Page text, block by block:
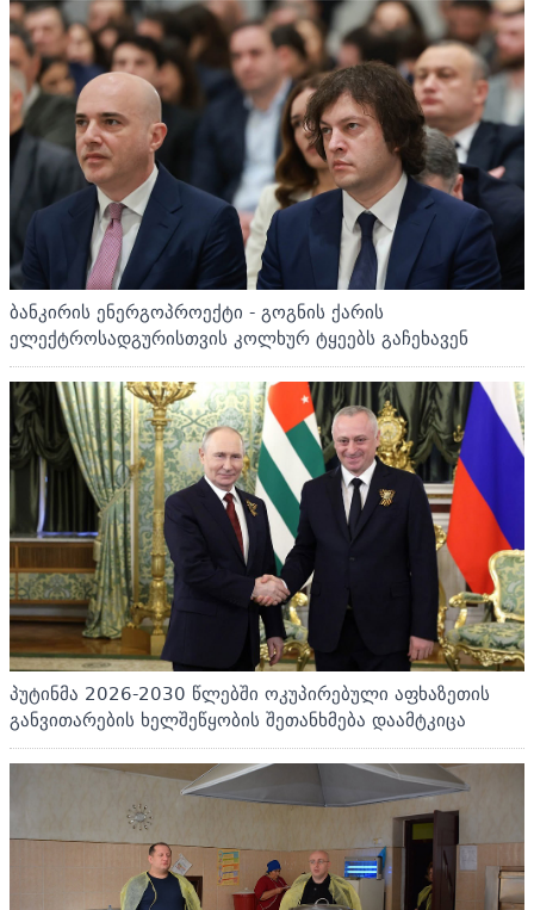
ბანკირის ენერგოპროექტი - გოგნის ქარის
ელექტროსადგურისთვის კოლხურ ტყეებს გაჩეხავენ
პუტინმა 2026-2030 წლებში ოკუპირებული აფხაზეთის
განვითარების ხელშეწყობის შეთანხმება დაამტკიცა